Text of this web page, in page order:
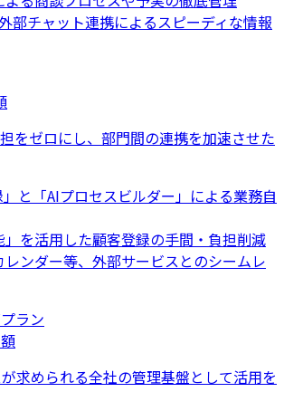
部チャット連携によるスピーディな情報
をゼロにし、部門間の連携を加速させた
」と「AIプロセスビルダー」による業務自
」を活用した顧客登録の手間・負担削減
レンダー等、外部サービスとのシームレ
ラン
求められる全社の管理基盤として活用を